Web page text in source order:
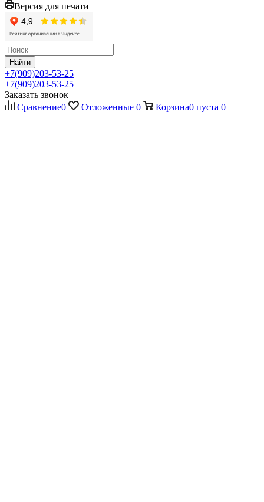
Версия для печати
Найти
+7(909)203-53-25
+7(909)203-53-25
Заказать звонок
Сравнение0 Отложенные 0 Корзина0 пуста 0